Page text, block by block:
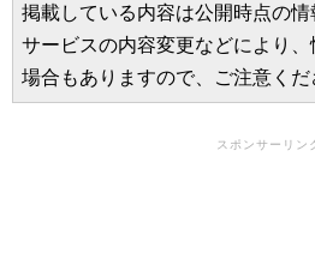
掲載している内容は公開時点の
サービスの内容変更などにより
場合もありますので、ご注意くだ
スポンサーリン